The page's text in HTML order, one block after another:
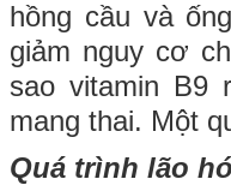
hồng cầu và
giảm nguy cơ
sao vitamin B9
mang thai. Một
Quá trình lão